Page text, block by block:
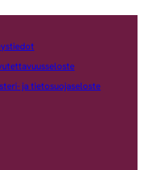
ja tietosuojaseloste